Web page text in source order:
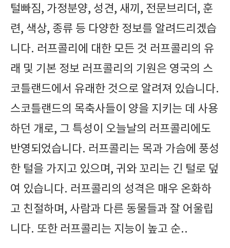
털빠짐, 가정분양, 성견, 새끼, 전문브리더, 훈
련, 색상, 종류 등 다양한 정보를 알려드리겠습
니다. 러프콜리에 대한 모든 것 러프콜리의 유
래 및 기본 정보 러프콜리의 기원은 영국의 스
코틀랜드에서 유래한 것으로 알려져 있습니다.
스코틀랜드의 목축사들이 양을 지키는 데 사용
하던 개로, 그 특성이 오늘날의 러프콜리에도
반영되었습니다. 러프콜리는 목과 가슴에 풍성
한 털을 가지고 있으며, 귀와 꼬리는 긴 털로 덮
여 있습니다. 러프콜리의 성격은 매우 온화하
고 친절하며, 사람과 다른 동물들과 잘 어울립
니다. 또한 러프콜리는 지능이 높고 순..